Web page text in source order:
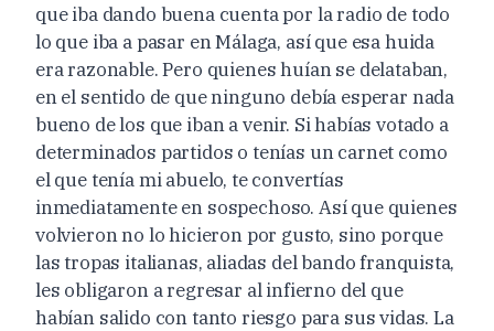
que iba dando buena cuenta por la radio de todo
lo que iba a pasar en Málaga, así que esa huida
era razonable. Pero quienes huían se delataban,
en el sentido de que ninguno debía esperar nada
bueno de los que iban a venir. Si habías votado a
determinados partidos o tenías un carnet como
el que tenía mi abuelo, te convertías
inmediatamente en sospechoso. Así que quienes
volvieron no lo hicieron por gusto, sino porque
las tropas italianas, aliadas del bando franquista,
les obligaron a regresar al infierno del que
habían salido con tanto riesgo para sus vidas. La